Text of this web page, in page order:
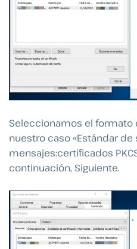
Seleccionamos el formato
nuestro caso «Estándar
mensajes:certificados
continuación, Siguiente.